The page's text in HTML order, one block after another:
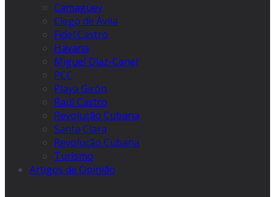
Camagüey
Ciego de Ávila
Fidel Castro
Havana
Miguel Díaz-Canel
PCC
Playa Girón
Raúl Castro
Revolução Cubana
Santa Clara
Revolução Cubana
Turismo
Artigos de Opinião